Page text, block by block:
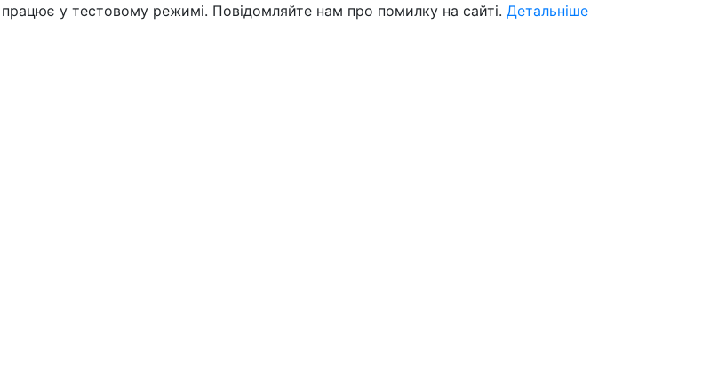
у тестовому режимі. Повідомляйте нам про помилку на сайті. Детальніше